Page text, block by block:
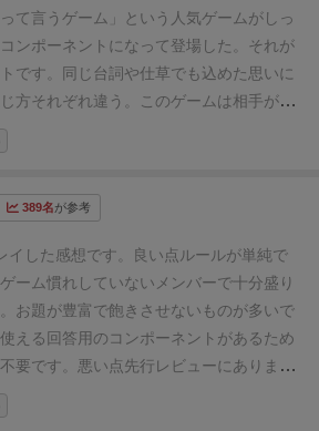
って言うゲーム」という人気ゲームがしっ
ンポーネントになって登場した。それが
です。
同じ台詞や仕草でも込めた思いに
方それぞれ違う。このゲームは相手がど
それを良い真似しているのか当てていく
の「はぁ」D.感心の「はぁ」
いう８種類がカードに書いてあって、各プ
類のA~Hどれかのカードを1枚受け取りま
順番にそれを行って、その人がどの「は
いるのか予想してトークンを伏せます。
は使えませんが表情やニュアンスはアレ
ので「ハァ？」「はあ（溜息混じり）」
389名が参考
イした感想です。 良い点 ルールが単純で
ーム慣れしていないメンバーで十分盛り
お題が豊富で飽きさせないものが多いで
える回答用のコンポーネントがあるため
要です。 悪い点先行レビューにあります
合は最終出番で選択肢がなくなります。
大プレイ人数です。